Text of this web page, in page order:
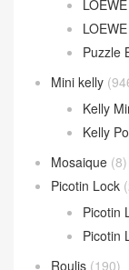
Kelly
Lindy (341)
Lindy
Lindy
Lindy
Loewe 羅意
LOEWE
Puzzle